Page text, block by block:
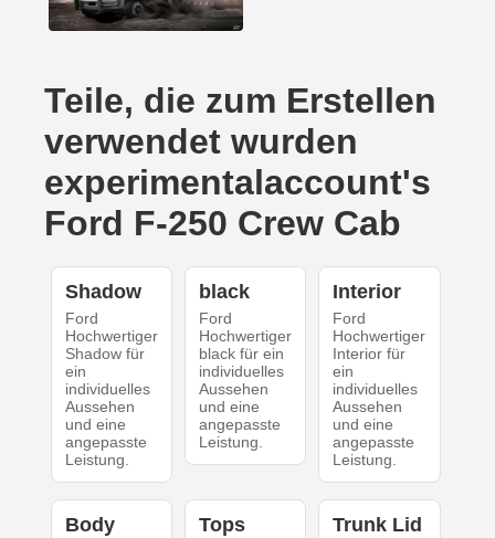
Teile, die zum Erstellen
verwendet wurden
experimentalaccount's
Ford F-250 Crew Cab
Shadow
Ford
Hochwertiger
Shadow für
ein
individuelles
Aussehen
und eine
angepasste
Leistung.
black
Ford
Hochwertiger
black für ein
individuelles
Aussehen
und eine
angepasste
Leistung.
Interior
Ford
Hochwertiger
Interior für
ein
individuelles
Aussehen
und eine
angepasste
Leistung.
Body Tops Trunk Lid